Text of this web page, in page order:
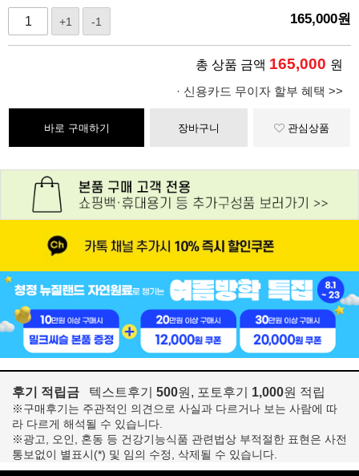
+1 -1 165,000원
총 상품 금액 165,000 원
· 신용카드 무이자 할부 혜택 >>
바로 구매하기 장바구니 관심상품
후기 적립금 텍스트후기 500원, 포토후기 1,000원 적립
※구매후기는 주관적인 의견으로 사실과 다르거나 보는 사람에 따
라 다르게 해석될 수 있습니다.
※광고, 오인, 혼동 등 건강기능식품 관련법상 부적절한 표현은 사전
통보없이 별표시(*) 및 임의 수정, 삭제될 수 있습니다.